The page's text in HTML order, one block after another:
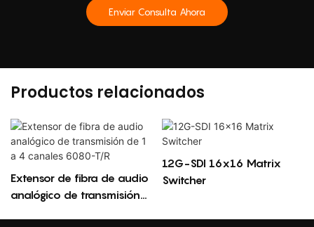
Enviar Consulta Ahora
Productos relacionados
Extensor de fibra de audio
analógico de transmisión
12G-SDI 16x16 Matrix
Switcher